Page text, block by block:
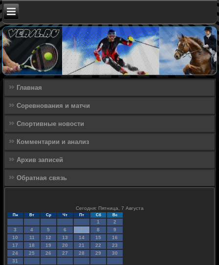
Главная
Соревнования и матчи
Спортивные новости
Комментарии и анализ
Архив записей
Обратная связь
Сегодня: Пятница, 7 Августа
Пн Вт Ср Чт Пт Сб Вс
1
2
3
4 5 6 7 8
9
10
11 12 13 14 15
16
17
18 19 20 21 22
23
24
25 26 27 28 29
30
31